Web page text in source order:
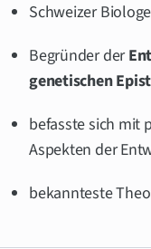
Schweizer Biologe
Begründer der
genetischen
befasste sich mit
Aspekten der
bekannteste